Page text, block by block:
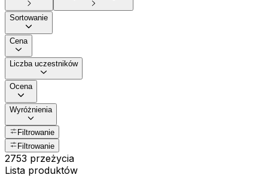
Sortowanie
Cena
Liczba uczestników
Ocena
Wyróżnienia
Filtrowanie
Filtrowanie
2753 przeżycia
Lista produktów